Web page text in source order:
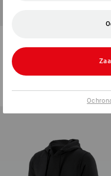
99,51 zł